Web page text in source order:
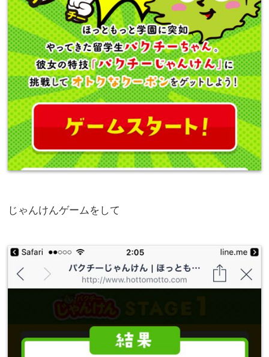
じゃんけんゲームをして